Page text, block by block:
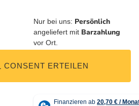
Nur bei uns: Persönlich
angeliefert mit Barzahlung
vor Ort.
CONSENT ERTEILEN